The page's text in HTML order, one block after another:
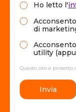
Ho letto l'
di
utility
Questo sito è protetto
Invia